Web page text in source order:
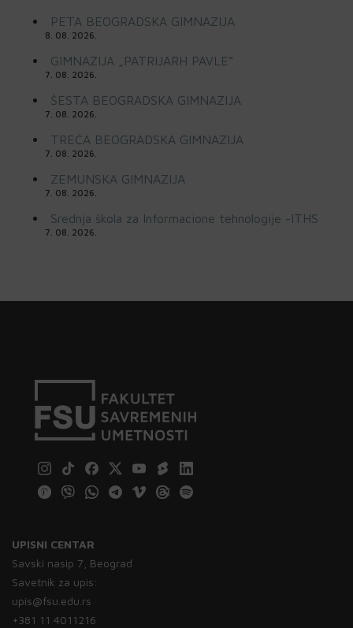
PETA BEOGRADSKA GIMNAZIJA
8. 08. 2026.
GIMNAZIJA „PATRIJARH PAVLE“
7. 08. 2026.
ŠESTA BEOGRADSKA GIMNAZIJA
7. 08. 2026.
TREĆA BEOGRADSKA GIMNAZIJA
7. 08. 2026.
ZEMUNSKA GIMNAZIJA
7. 08. 2026.
Srednja škola za Informacione tehnologije -ITHS
7. 08. 2026.
UPISNI CENTAR
Savski nasip 7, Beograd
Savetnik za upis:
upis@fsu.edu.rs
+381 11 4011216